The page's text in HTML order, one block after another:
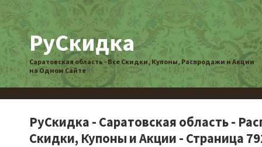
РуСкидка
Саратовская область - Все Скидки, Купоны, Распродажи и Акции
на Одном Сайте
РуСкидка - Саратовская область -
Скидки, Купоны и Акции - Страница